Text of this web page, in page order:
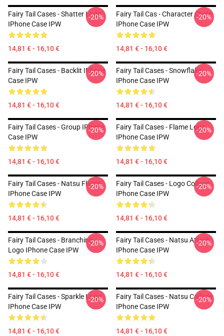
Fairy Tail Cases - Shatter Logo
IPhone Case IPW
14,81 € - 16,10 €
-20%
Fairy Tail Cas - Character Circle
IPhone Case IPW
14,81 € - 16,10 €
-20%
Fairy Tail Cases - Backlit IPhone
Case IPW
14,81 € - 16,10 €
-20%
Fairy Tail Cases - Snowflake
IPhone Case IPW
14,81 € - 16,10 €
-20%
Fairy Tail Cases - Group IPhone
Case IPW
14,81 € - 16,10 €
-20%
Fairy Tail Cases - Flame Logo
IPhone Case IPW
14,81 € - 16,10 €
-20%
Fairy Tail Cases - Natsu Flame
IPhone Case IPW
14,81 € - 16,10 €
-20%
Fairy Tail Cases - Logo Collage
IPhone Case IPW
14,81 € - 16,10 €
-20%
Fairy Tail Cases - Branching
Logo IPhone Case IPW
14,81 € - 16,10 €
-20%
Fairy Tail Cases - Natsu Attack
IPhone Case IPW
14,81 € - 16,10 €
-20%
Fairy Tail Cases - Sparkle Logo
IPhone Case IPW
14,81 € - 16,10 €
-20%
Fairy Tail Cases - Natsu Collage
IPhone Case IPW
14,81 € - 16,10 €
-20%